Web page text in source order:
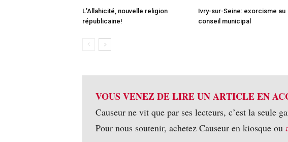
L’Allahicité, nouvelle religion
républicaine!
Ivry-sur-Seine: exorcisme au
conseil municipal
VOUS VENEZ DE LIRE UN ARTICLE EN
Causeur ne vit que par ses lecteurs, c’est la seule
Pour nous soutenir, achetez Causeur en kiosque ou